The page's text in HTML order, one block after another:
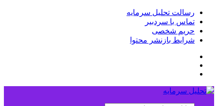
رسالت تحلیل سرمایه
تماس با سردبیر
حریم شخصی
شرایط بازنشر محتوا